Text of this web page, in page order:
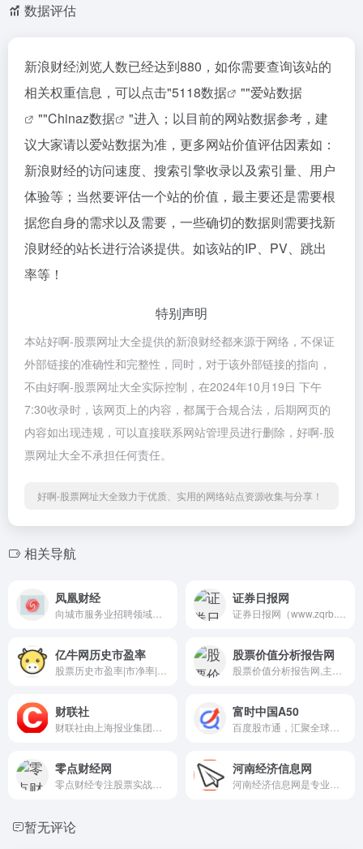
数据评估
新浪财经浏览人数已经达到880，如你需要查询该站的
相关权重信息，可以点击"5118数据 ""爱站数据
""Chinaz数据
"进入；以目前的网站数据参考，建
议大家请以爱站数据为准，更多网站价值评估因素如：
新浪财经的访问速度、搜索引擎收录以及索引量、用户
体验等；当然要评估一个站的价值，最主要还是需要根
据您自身的需求以及需要，一些确切的数据则需要找新
浪财经的站长进行洽谈提供。如该站的IP、PV、跳出
率等！
特别声明
本站好啊-股票网址大全提供的新浪财经都来源于网络，不保证
外部链接的准确性和完整性，同时，对于该外部链接的指向，
不由好啊-股票网址大全实际控制，在2024年10月19日 下午
7:30收录时，该网页上的内容，都属于合规合法，后期网页的
内容如出现违规，可以直接联系网站管理员进行删除，好啊-股
票网址大全不承担任何责任。
好啊-股票网址大全致力于优质、实用的网络站点资源收集与分享！
相关导航
凤凰财经 证券日报网
亿牛网历史市盈率 股票价值分析报告网
财联社 富时中国A50
零点财经网 河南经济信息网
暂无评论